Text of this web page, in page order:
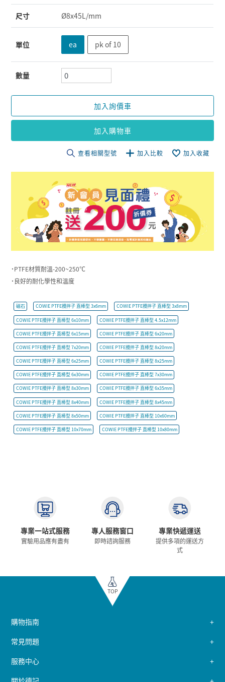
尺寸 Ø8x45L/mm
單位 ea pk of 10
數量
加入詢價車
加入購物車
查看相關型號 加入比較 加入收藏
˙PTFE材質耐溫-200~250℃
˙良好的耐化學性和溫度
磁石 COWIE PTFE攪拌子 直棒型 3x6mm COWIE PTFE攪拌子 直棒型 3x8mm
COWIE PTFE攪拌子 直棒型 6x10mm COWIE PTFE攪拌子 直棒型 4.5x12mm
COWIE PTFE攪拌子 直棒型 6x15mm COWIE PTFE攪拌子 直棒型 6x20mm
COWIE PTFE攪拌子 直棒型 7x20mm COWIE PTFE攪拌子 直棒型 8x20mm
COWIE PTFE攪拌子 直棒型 6x25mm COWIE PTFE攪拌子 直棒型 8x25mm
COWIE PTFE攪拌子 直棒型 6x30mm COWIE PTFE攪拌子 直棒型 7x30mm
COWIE PTFE攪拌子 直棒型 8x30mm COWIE PTFE攪拌子 直棒型 6x35mm
COWIE PTFE攪拌子 直棒型 8x40mm COWIE PTFE攪拌子 直棒型 8x45mm
COWIE PTFE攪拌子 直棒型 8x50mm COWIE PTFE攪拌子 直棒型 10x60mm
COWIE PTFE攪拌子 直棒型 10x70mm COWIE PTFE攪拌子 直棒型 10x80mm
專業一站式服務
實驗用品應有盡有
專人服務窗口
即時諮詢服務
專業快遞運送
提供多項的運送方
式
TOP
購物指南
常見問題
服務中心